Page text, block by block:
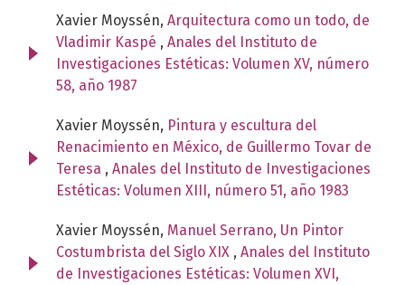
Xavier Moyssén, Arquitectura como un todo, de
Vladimir Kaspé , Anales del Instituto de
Investigaciones Estéticas: Volumen XV, número
58, año 1987
Xavier Moyssén, Pintura y escultura del
Renacimiento en México, de Guillermo Tovar de
Teresa , Anales del Instituto de Investigaciones
Estéticas: Volumen XIII, número 51, año 1983
Xavier Moyssén, Manuel Serrano, Un Pintor
Costumbrista del Siglo XIX , Anales del Instituto
de Investigaciones Estéticas: Volumen XVI,